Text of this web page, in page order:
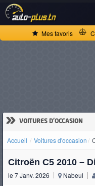
Mes favoris
» VOITURES D'OCCASION
Accueil Voitures d'occasion
Citroën C5 2010 –
le 7 Janv. 2026 Nabeul
ACCUEIL
D'OCCASION